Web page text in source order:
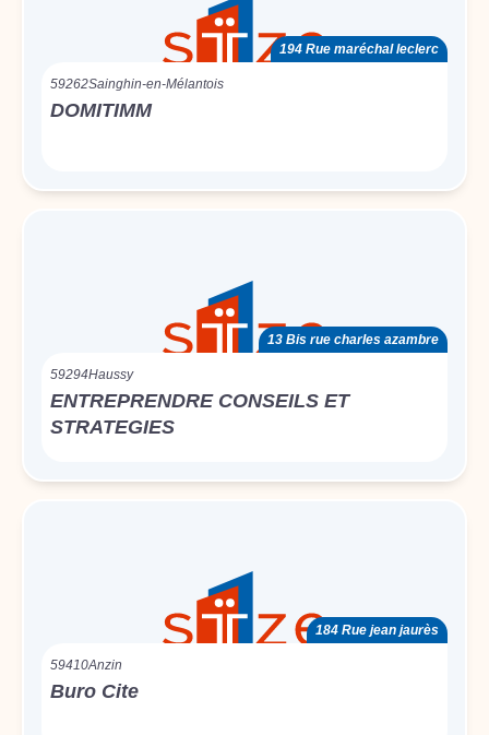
194 Rue maréchal leclerc
59262Sainghin-en-Mélantois
DOMITIMM
13 Bis rue charles azambre
59294Haussy
ENTREPRENDRE CONSEILS ET
STRATEGIES
184 Rue jean jaurès
59410Anzin
Buro Cite